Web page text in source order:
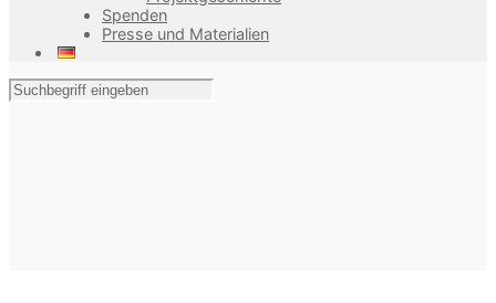
Spenden
Presse und Materialien